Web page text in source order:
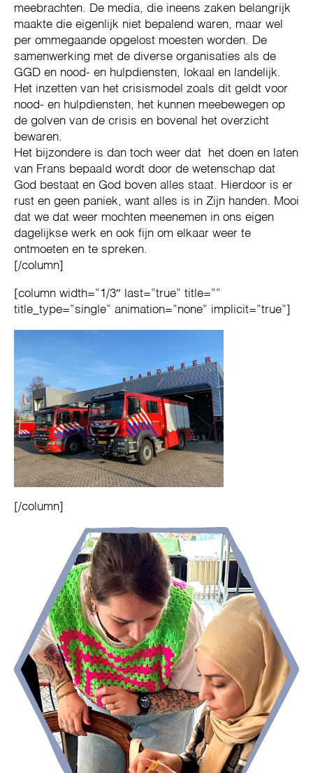
meebrachten. De media, die ineens zaken belangrijk
maakte die eigenlijk niet bepalend waren, maar wel
per ommegaande opgelost moesten worden. De
samenwerking met de diverse organisaties als de
GGD en nood- en hulpdiensten, lokaal en landelijk.
Het inzetten van het crisismodel zoals dit geldt voor
nood- en hulpdiensten, het kunnen meebewegen op
de golven van de crisis en bovenal het overzicht
bewaren.
Het bijzondere is dan toch weer dat het doen en laten
van Frans bepaald wordt door de wetenschap dat
God bestaat en God boven alles staat. Hierdoor is er
rust en geen paniek, want alles is in Zijn handen. Mooi
dat we dat weer mochten meenemen in ons eigen
dagelijkse werk en ook fijn om elkaar weer te
ontmoeten en te spreken.
[/column]
[column width=”1/3″ last=”true” title=””
title_type=”single” animation=”none” implicit=”true”]
[/column]